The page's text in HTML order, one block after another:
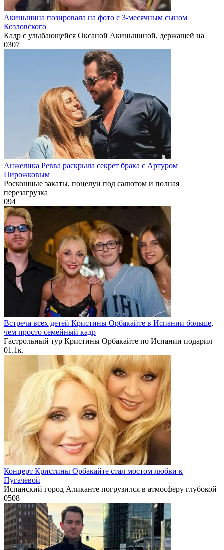
Акиньшина позировала на фото с 3-месячным сыном
Козловского
Кадр с улыбающейся Оксаной Акиньшиной, держащей на
0307
Анжелика Ревва раскрыла секрет брака с Артуром
Пирожковым
Роскошные закаты, поцелуи под салютом и полная
перезагрузка
094
Встреча всех детей Кристины Орбакайте в Испании больше,
чем просто семейный кадр
Гастрольный тур Кристины Орбакайте по Испании подарил
01.1к.
Концерт Кристины Орбакайте стал мостом любви к
Пугачевой
Испанский город Аликанте погрузился в атмосферу глубокой
0508